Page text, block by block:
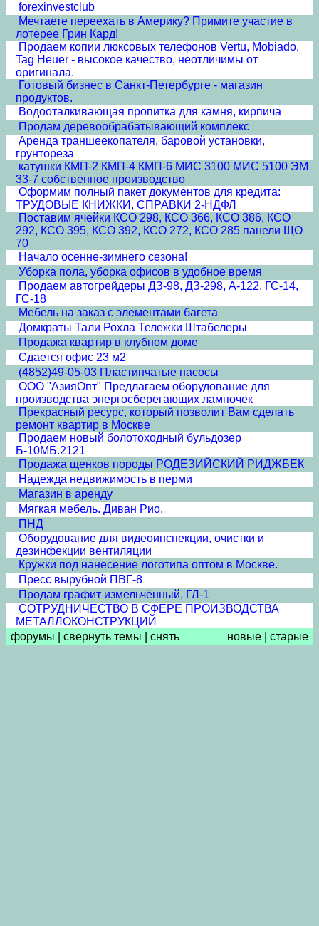
forexinvestclub
Мечтаете переехать в Америку? Примите участие в
лотерее Грин Кард!
Продаем копии люксовых телефонов Vertu, Mobiado,
Tag Heuer - высокое качество, неотличимы от
оригинала.
Готовый бизнес в Санкт-Петербурге - магазин
продуктов.
Водооталкивающая пропитка для камня, кирпича
Продам деревообрабатывающий комплекс
Аренда траншеекопателя, баровой установки,
грунтореза
катушки КМП-2 КМП-4 КМП-6 МИС 3100 МИС 5100 ЭМ
33-7 собственное производство
Оформим полный пакет документов для кредита:
ТРУДОВЫЕ КНИЖКИ, СПРАВКИ 2-НДФЛ
Поставим ячейки КСО 298, КСО 366, КСО 386, КСО
292, КСО 395, КСО 392, КСО 272, КСО 285 панели ЩО
70
Начало осенне-зимнего сезона!
Уборка пола, уборка офисов в удобное время
Продаем автогрейдеры ДЗ-98, ДЗ-298, А-122, ГС-14,
ГС-18
Мебель на заказ с элементами багета
Домкраты Тали Рохла Тележки Штабелеры
Продажа квартир в клубном доме
Сдается офис 23 м2
(4852)49-05-03 Пластинчатые насосы
ООО "АзияОпт" Предлагаем оборудование для
производства энергосберегающих лампочек
Прекрасный ресурс, который позволит Вам сделать
ремонт квартир в Москве
Продаем новый болотоходный бульдозер
Б-10МБ.2121
Продажа щенков породы РОДЕЗИЙСКИЙ РИДЖБЕК
Надежда недвижимость в перми
Магазин в аренду
Мягкая мебель. Диван Рио.
ПНД
Оборудование для видеоинспекции, очистки и
дезинфекции вентиляции
Кружки под нанесение логотипа оптом в Москве.
Пресс вырубной ПВГ-8
Продам графит измельчённый, ГЛ-1
СОТРУДНИЧЕСТВО В СФЕРЕ ПРОИЗВОДСТВА
МЕТАЛЛОКОНСТРУКЦИЙ
форумы
свернуть темы снять новые старые